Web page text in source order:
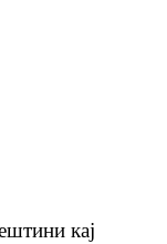
кај